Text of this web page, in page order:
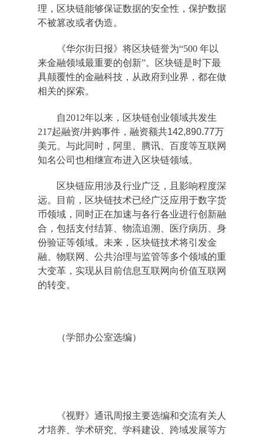
理，区块链能够保证数据的安全性，保护数据
不被篡改或者伪造。
《华尔街日报》将区块链誉为“500 年以
来金融领域最重要的创新”。区块链是时下最
具颠覆性的金融科技，从政府到业界，都在做
相关的探索。
自2012年以来，区块链创业领域共发生
217起融资/并购事件，融资额共142,890.77万
美元。与此同时，阿里、腾讯、百度等互联网
知名公司也相继宣布进入区块链领域。
区块链应用涉及行业广泛，且影响程度深
远。目前，区块链技术已经广泛应用于数字货
币领域，同时正在加速与各行各业进行创新融
合，包括支付结算、物流追溯、医疗病历、身
份验证等领域。未来，区块链技术将引发金
融、物联网、公共治理与监管等多个领域的重
大变革，实现从目前信息互联网向价值互联网
的转变。
（学部办公室选编）
《视野》通讯周报主要选编和交流有关人
才培养、学术研究、学科建设、跨域发展等方